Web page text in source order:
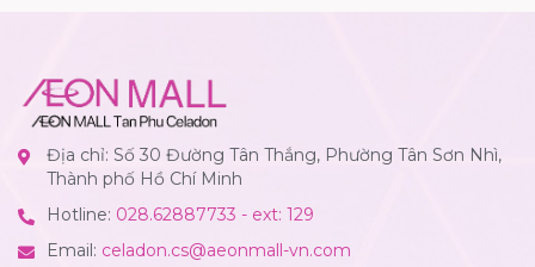
Địa chỉ: Số 30 Đường Tân Thắng, Phường Tân Sơn Nhì,
Thành phố Hồ Chí Minh
Hotline: 028.62887733 - ext: 129
Email: celadon.cs@aeonmall-vn.com